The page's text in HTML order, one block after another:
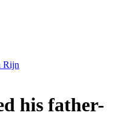
Rijn
his father-